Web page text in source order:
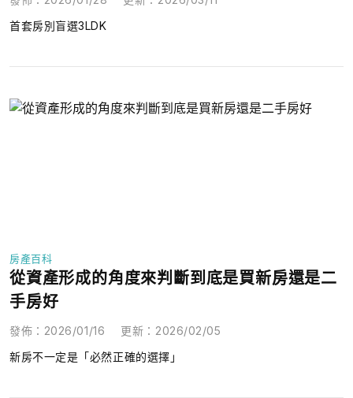
首套房別盲選3LDK
房產百科
從資產形成的角度來判斷到底是買新房還是二
手房好
發佈 ： 2026/01/16 更新 ： 2026/02/05
新房不一定是「必然正確的選擇」